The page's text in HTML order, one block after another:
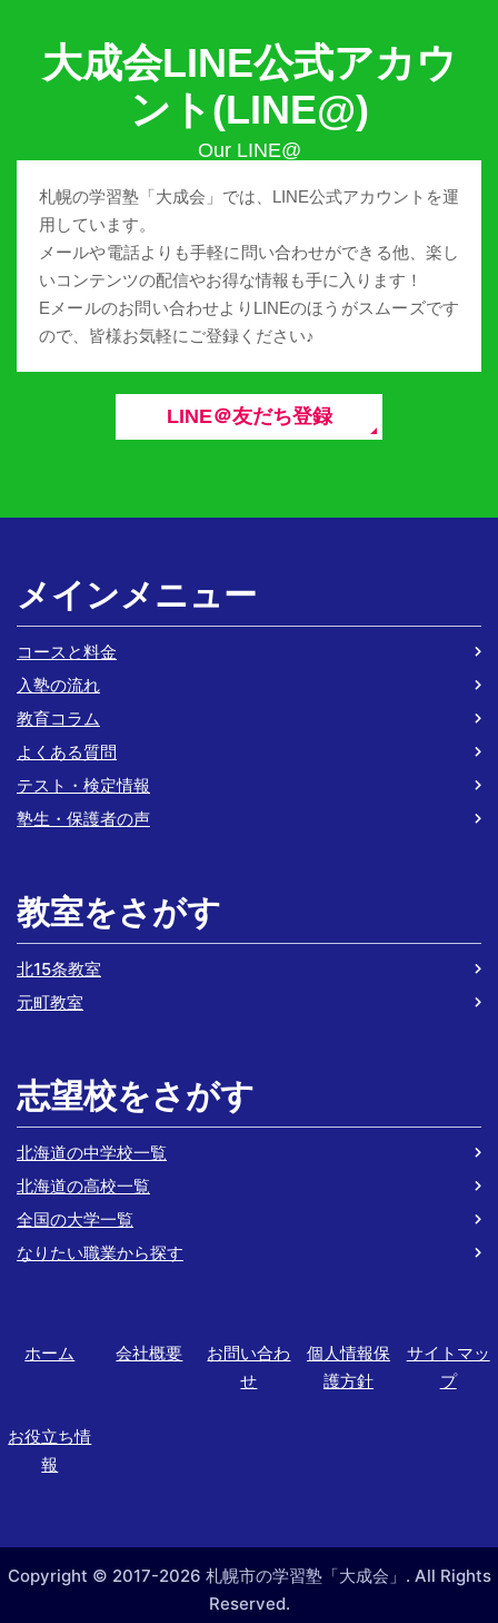
大成会LINE公式アカウ
ント(LINE@)
札幌の学習塾「大成会」では、LINE公式アカウントを運
用しています。
メールや電話よりも手軽に問い合わせができる他、楽し
いコンテンツの配信やお得な情報も手に入ります！
Eメールのお問い合わせよりLINEのほうがスムーズです
ので、皆様お気軽にご登録ください♪
LINE＠友だち登録
メインメニュー
コースと料金
入塾の流れ
教育コラム
よくある質問
テスト・検定情報
塾生・保護者の声
教室をさがす
北15条教室
元町教室
志望校をさがす
北海道の中学校一覧
北海道の高校一覧
全国の大学一覧
なりたい職業から探す
ホーム 会社概要
お問い合わ
せ
個人情報保
護方針
サイトマッ
プ
お役立ち情
報
Copyright © 2017-2026 札幌市の学習塾「大成会」. All Rights
Reserved.